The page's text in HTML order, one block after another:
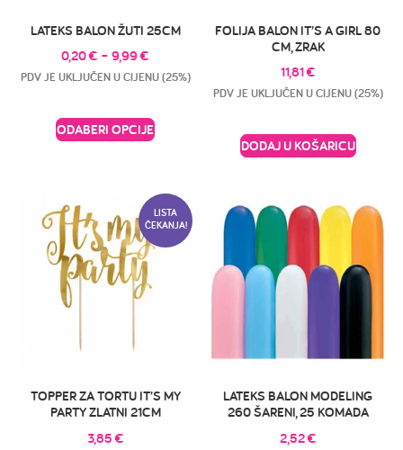
LATEKS BALON ŽUTI 25CM
0,20€ – 9,99€
PDV JE UKLJUČEN U CIJENU (25%)
ODABERI OPCIJE
FOLIJA BALON IT’S A GIRL 80
CM, ZRAK
11,81€
PDV JE UKLJUČEN U CIJENU (25%)
DODAJ U KOŠARICU
LISTA
ČEKANJA!
TOPPER ZA TORTU IT’S MY
PARTY ZLATNI 21CM
3,85 €
LATEKS BALON MODELING
260 ŠARENI, 25 KOMADA
2,52€